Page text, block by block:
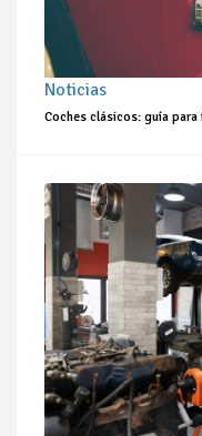
Noticias
Coches clásicos: guía